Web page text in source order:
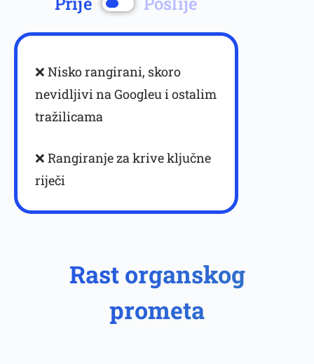
❌ Nisko rangirani, skoro
nevidljivi na Googleu i ostalim
tražilicama
❌ Rangiranje za krive ključne
riječi
Rast organskog
prometa